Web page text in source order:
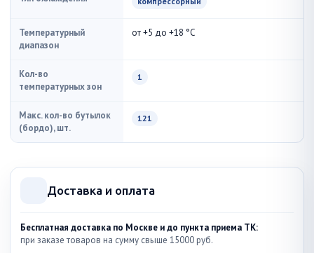
Температурный
диапазон
от +5 до +18 °С
Кол-во
температурных зон
1
Макс. кол-во бутылок
(бордо), шт.
121
Доставка и оплата
Бесплатная доставка по Москве и до пункта приема ТК:
при заказе товаров на сумму свыше 15000 руб.